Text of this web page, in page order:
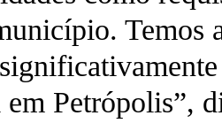
Temos
Petrópolis”,